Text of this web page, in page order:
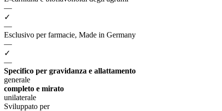
—
✓
—
Esclusivo per farmacie, Made in Germany
—
✓
—
Specifico per gravidanza e allattamento
generale
completo e mirato
unilaterale
Sviluppato per